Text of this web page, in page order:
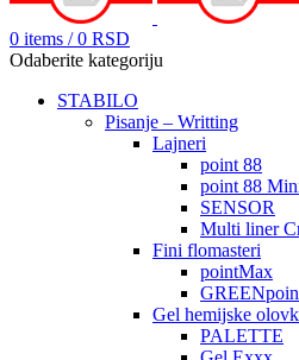
0 items / 0 RSD
Odaberite kategoriju
STABILO
Pisanje – Writting
Lajneri
point 88
point 88
SENSOR
Multi liner
Fini flomasteri
pointMax
Gel hemijske
PALETTE